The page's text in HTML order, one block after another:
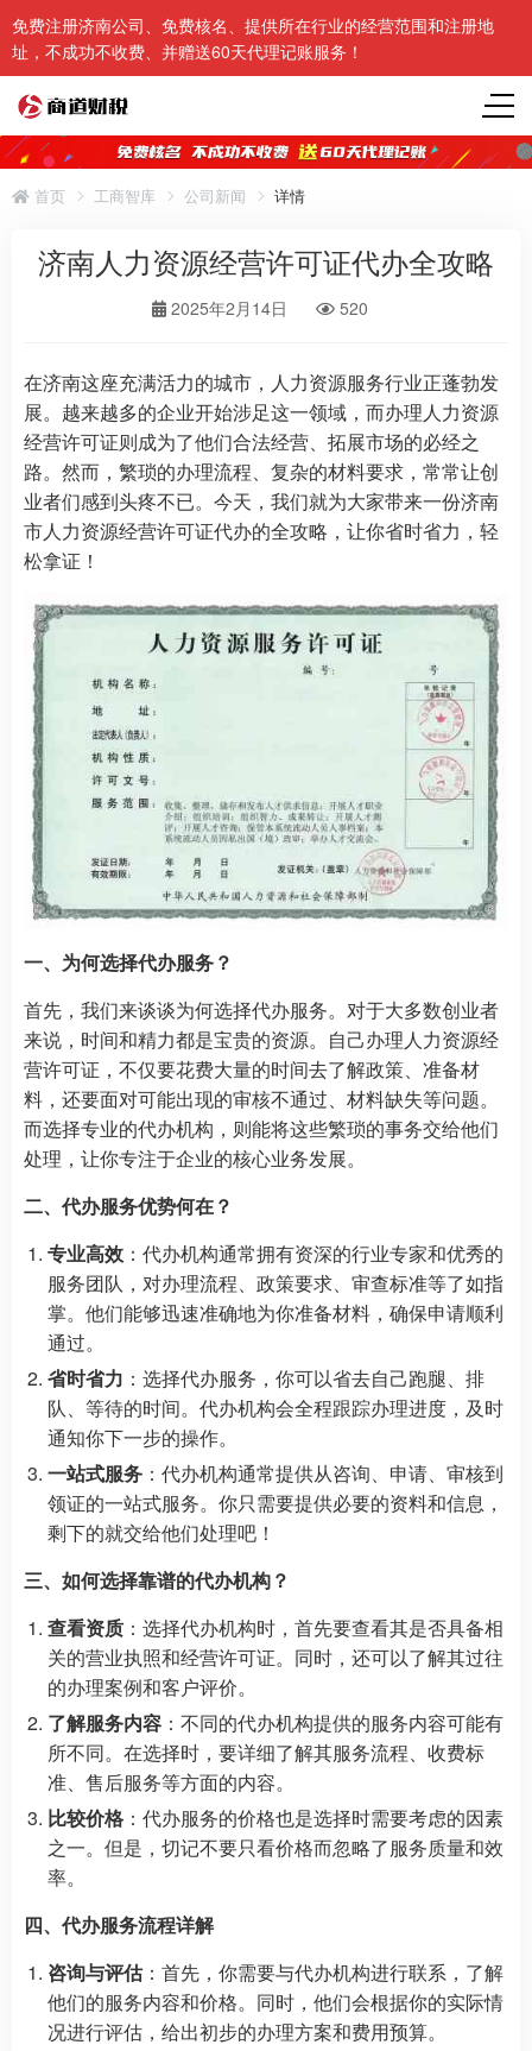
免费注册济南公司、免费核名、提供所在行业的经营范围和注册地
址，不成功不收费、并赠送60天代理记账服务！
首页 工商智库 公司新闻 详情
济南人力资源经营许可证代办全攻略
2025年2月14日 520
在济南这座充满活力的城市，人力资源服务行业正蓬勃发
展。越来越多的企业开始涉足这一领域，而办理人力资源
经营许可证则成为了他们合法经营、拓展市场的必经之
路。然而，繁琐的办理流程、复杂的材料要求，常常让创
业者们感到头疼不已。今天，我们就为大家带来一份济南
市人力资源经营许可证代办的全攻略，让你省时省力，轻
松拿证！
一、为何选择代办服务？
首先，我们来谈谈为何选择代办服务。对于大多数创业者
来说，时间和精力都是宝贵的资源。自己办理人力资源经
营许可证，不仅要花费大量的时间去了解政策、准备材
料，还要面对可能出现的审核不通过、材料缺失等问题。
而选择专业的代办机构，则能将这些繁琐的事务交给他们
处理，让你专注于企业的核心业务发展。
二、代办服务优势何在？
专业高效 ：代办机构通常拥有资深的行业专家和优秀的
服务团队，对办理流程、政策要求、审查标准等了如指
掌。他们能够迅速准确地为你准备材料，确保申请顺利
通过。
省时省力 ：选择代办服务，你可以省去自己跑腿、排
队、等待的时间。代办机构会全程跟踪办理进度，及时
通知你下一步的操作。
一站式服务 ：代办机构通常提供从咨询、申请、审核到
领证的一站式服务。你只需要提供必要的资料和信息，
剩下的就交给他们处理吧！
三、如何选择靠谱的代办机构？
查看资质 ：选择代办机构时，首先要查看其是否具备相
关的营业执照和经营许可证。同时，还可以了解其过往
的办理案例和客户评价。
了解服务内容 ：不同的代办机构提供的服务内容可能有
所不同。在选择时，要详细了解其服务流程、收费标
准、售后服务等方面的内容。
比较价格 ：代办服务的价格也是选择时需要考虑的因素
之一。但是，切记不要只看价格而忽略了服务质量和效
率。
四、代办服务流程详解
咨询与评估：首先，你需要与代办机构进行联系，了解
他们的服务内容和价格。同时，他们会根据你的实际情
况进行评估，给出初步的办理方案和费用预算。